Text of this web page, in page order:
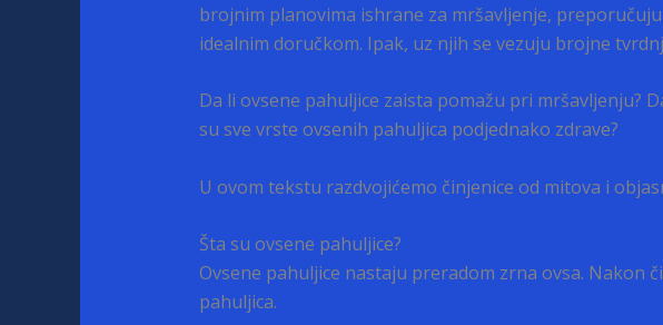
brojnim planovima ishrane za mršavljenje,
idealnim doručkom. Ipak, uz njih se vezuju brojne
Da li ovsene pahuljice zaista pomažu pri mršavljenju?
su sve vrste ovsenih pahuljica podjednako zdrave?
U ovom tekstu razdvojićemo činjenice od mitova i
Šta su ovsene pahuljice?
Ovsene pahuljice nastaju preradom zrna ovsa.
pahuljica.